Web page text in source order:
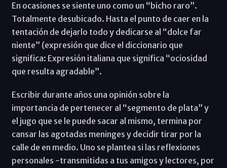
En ocasiones se siente uno como un “bicho raro”.
Totalmente desubicado. Hasta el punto de caer en la
tentación de dejarlo todo y dedicarse al “dolce far
niente” (expresión que dice el diccionario que
significa: Expresión italiana que significa “ociosidad
que resulta agradable”.
Escribir durante años una opinión sobre la
importancia de pertenecer al “segmento de plata” y
el jugo que se le puede sacar al mismo, termina por
cansar las agotadas meninges y decidir tirar por la
calle de en medio. Uno se plantea si las reflexiones
personales -transmitidas a tus amigos y lectores, por